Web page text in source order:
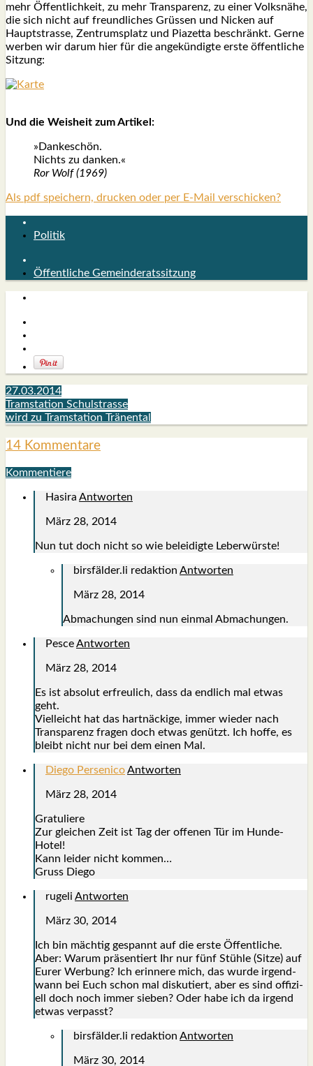
mehr Öffent­lich­keit, zu mehr Trans­pa­renz, zu einer Volks­nä­he,
die sich nicht auf freund­li­ches Grüs­sen und Nicken auf
Haupt­stras­se, Zen­trums­platz und Pia­zet­ta beschränkt. Ger­ne
wer­ben wir dar­um hier für die ange­kün­dig­te ers­te öffent­li­che
Sit­zung:
Und die Weis­heit zum Arti­kel:
»Dan­ke­schön.
Nichts zu dan­ken.«
Ror Wolf (1969)
Als pdf speichern, drucken oder per E-Mail verschicken?
Politik
Öffentliche Gemeinderatssitzung
27.03.2014
Tramstation Schulstrasse
wird zu Tramstation Tränental
14 Kommentare
Kommentiere
Hasira Antworten
März 28, 2014
Nun tut doch nicht so wie belei­dig­te Leber­würs­te!
birsfälder.li redaktion Antworten
März 28, 2014
Abma­chun­gen sind nun ein­mal Abma­chun­gen.
PesceAntworten
März 28, 2014
Es ist abso­lut erfreu­lich, dass da end­lich mal etwas
geht.
Viel­leicht hat das hart­nä­cki­ge, immer wie­der nach
Trans­pa­renz fra­gen doch etwas genützt. Ich hof­fe, es
bleibt nicht nur bei dem einen Mal.
Diego PersenicoAntworten
März 28, 2014
Gra­tu­lie­re
Zur glei­chen Zeit ist Tag der offe­nen Tür im Hun­de-
Hotel!
Kann lei­der nicht kom­men…
Gruss Die­go
rugeli Antworten
März 30, 2014
Ich bin mäch­tig gespannt auf die ers­te Öffent­li­che.
Aber: War­um prä­sen­tiert Ihr nur fünf Stüh­le (Sit­ze) auf
Eurer Wer­bung? Ich erin­ne­re mich, das wur­de irgend­
wann bei Euch schon mal dis­ku­tiert, aber es sind offi­zi­
ell doch noch immer sie­ben? Oder habe ich da irgend
etwas ver­passt?
birsfälder.li redaktion Antworten
März 30, 2014